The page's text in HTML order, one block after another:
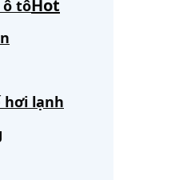
ô tô
hơi lạnh